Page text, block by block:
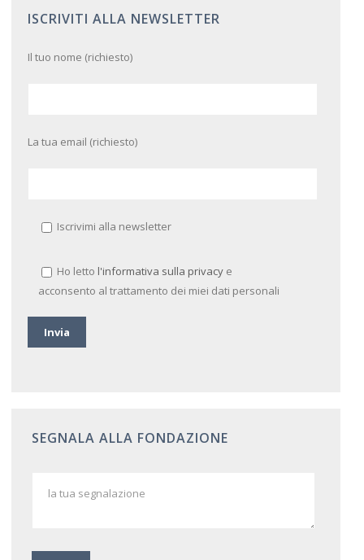
ISCRIVITI ALLA NEWSLETTER
Il tuo nome (richiesto)
La tua email (richiesto)
Iscrivimi alla newsletter
Ho letto l'informativa sulla privacy e
acconsento al trattamento dei miei dati personali
SEGNALA ALLA FONDAZIONE